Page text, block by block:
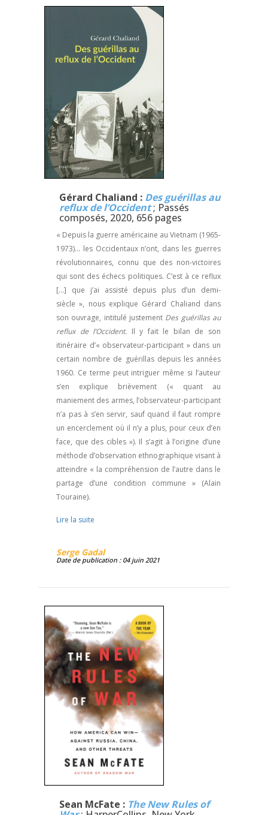
Gérard Chaliand : Des guérillas au
reflux de l’Occident ; Passés
composés, 2020, 656 pages
« Depuis la guerre américaine au Vietnam (1965-
1973)… les Occidentaux n’ont, dans les guerres
révolutionnaires, connu que des non-victoires
qui sont des échecs politiques. C’est à ce reflux
[…] que j’ai assisté depuis plus d’un demi-
siècle », nous explique Gérard Chaliand dans
son ouvrage, intitulé justement Des guérillas au
reflux de l’Occident. Il y fait le bilan de son
itinéraire d’« observateur-participant » dans un
certain nombre de guérillas depuis les années
1960. Ce terme peut intriguer même si l’auteur
s’en explique brièvement (« quant au
maniement des armes, l’observateur-participant
n’a pas à s’en servir, sauf quand il faut rompre
un encerclement où il n’y a plus, pour ceux d’en
face, que des cibles »). Il s’agit à l’origine d’une
méthode d’observation ethnographique visant à
atteindre « la compréhension de l’autre dans le
partage d’une condition commune » (Alain
Touraine).
Lire la suite
Serge Gadal
Date de publication : 04 juin 2021
Sean McFate : The New Rules of